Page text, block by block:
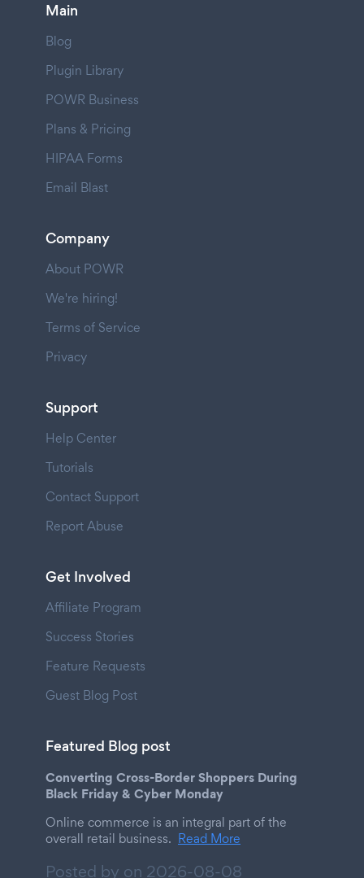
Main
Blog
Plugin Library
POWR Business
Plans & Pricing
HIPAA Forms
Email Blast
Company
About POWR
We're hiring!
Terms of Service
Privacy
Support
Help Center
Tutorials
Contact Support
Report Abuse
Get Involved
Affiliate Program
Success Stories
Feature Requests
Guest Blog Post
Featured Blog post
Converting Cross-Border Shoppers During
Black Friday & Cyber Monday
Online commerce is an integral part of the
overall retail business. Read More
Posted by on 2026-08-08